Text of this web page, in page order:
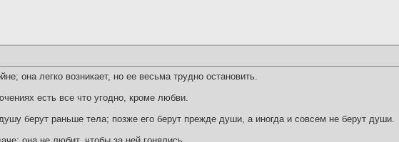
она легко возникает, но ее весьма трудно остановить.
есть все что угодно, кроме любви.
берут раньше тела; позже его берут прежде души, а иногда и совсем не берут души.